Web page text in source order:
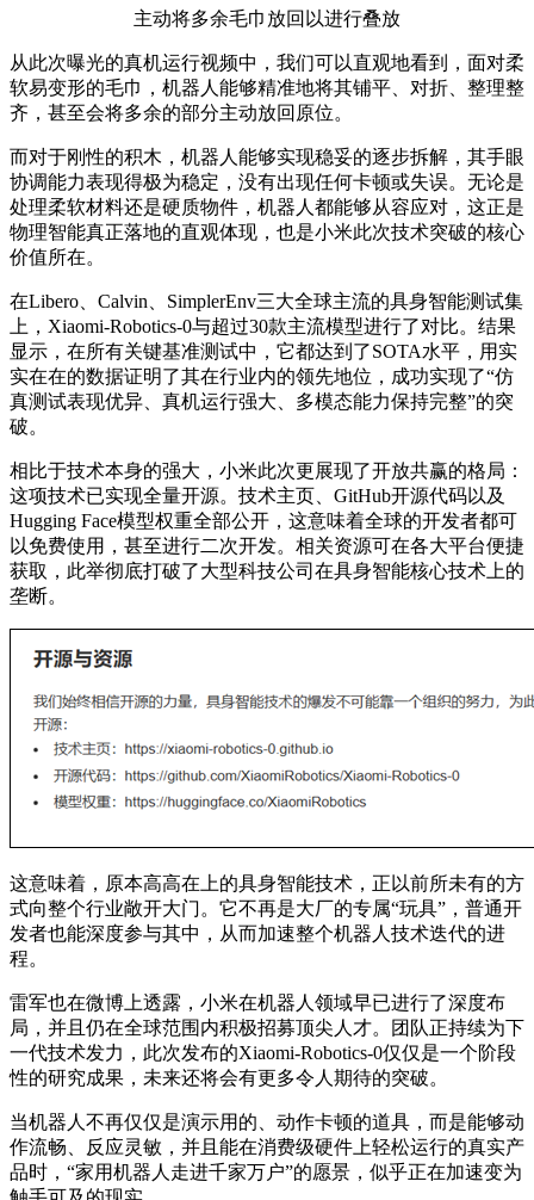
主动将多余毛巾放回以进行叠放
从此次曝光的真机运行视频中，我们可以直观地看到，面对柔
软易变形的毛巾，机器人能够精准地将其铺平、对折、整理整
齐，甚至会将多余的部分主动放回原位。
而对于刚性的积木，机器人能够实现稳妥的逐步拆解，其手眼
协调能力表现得极为稳定，没有出现任何卡顿或失误。无论是
处理柔软材料还是硬质物件，机器人都能够从容应对，这正是
物理智能真正落地的直观体现，也是小米此次技术突破的核心
价值所在。
在Libero、Calvin、SimplerEnv三大全球主流的具身智能测试集
上，Xiaomi-Robotics-0与超过30款主流模型进行了对比。结果
显示，在所有关键基准测试中，它都达到了SOTA水平，用实
实在在的数据证明了其在行业内的领先地位，成功实现了“仿
真测试表现优异、真机运行强大、多模态能力保持完整”的突
破。
相比于技术本身的强大，小米此次更展现了开放共赢的格局：
这项技术已实现全量开源。技术主页、GitHub开源代码以及
Hugging Face模型权重全部公开，这意味着全球的开发者都可
以免费使用，甚至进行二次开发。相关资源可在各大平台便捷
获取，此举彻底打破了大型科技公司在具身智能核心技术上的
垄断。
这意味着，原本高高在上的具身智能技术，正以前所未有的方
式向整个行业敞开大门。它不再是大厂的专属“玩具”，普通开
发者也能深度参与其中，从而加速整个机器人技术迭代的进
程。
雷军也在微博上透露，小米在机器人领域早已进行了深度布
局，并且仍在全球范围内积极招募顶尖人才。团队正持续为下
一代技术发力，此次发布的Xiaomi-Robotics-0仅仅是一个阶段
性的研究成果，未来还将会有更多令人期待的突破。
当机器人不再仅仅是演示用的、动作卡顿的道具，而是能够动
作流畅、反应灵敏，并且能在消费级硬件上轻松运行的真实产
品时，“家用机器人走进千家万户”的愿景，似乎正在加速变为